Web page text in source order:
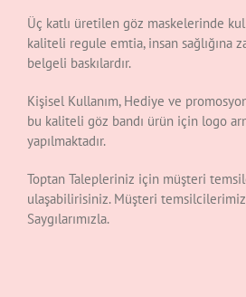
Üç katlı üretilen göz maskelerinde
kaliteli regule emtia, insan sağlığına
belgeli baskılardır.
Kişisel Kullanım, Hediye ve
bu kaliteli göz bandı ürün için logo
yapılmaktadır.
Toptan Talepleriniz için müşteri
ulaşabilirisiniz. Müşteri
Saygılarımızla.